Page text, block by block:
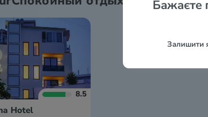
Бажаєте
Залишити
8.5
Hotel